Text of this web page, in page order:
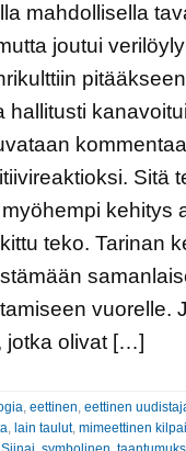
mahdollisella
joutui
hallitusti
Sitä
kehitys
teko. Tarinan
vuorelle.
jotka olivat […]
eettinen eettinen
lain taulut, mimeettinen